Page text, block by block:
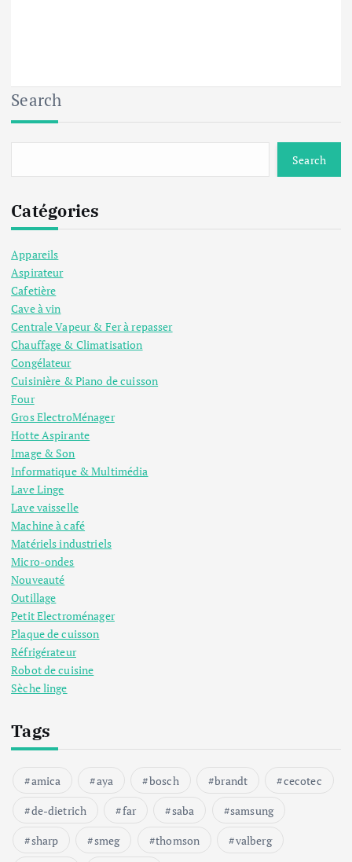
Search
Search
Catégories
Appareils
Aspirateur
Cafetière
Cave à vin
Centrale Vapeur & Fer à repasser
Chauffage & Climatisation
Congélateur
Cuisinière & Piano de cuisson
Four
Gros ElectroMénager
Hotte Aspirante
Image & Son
Informatique & Multimédia
Lave Linge
Lave vaisselle
Machine à café
Matériels industriels
Micro-ondes
Nouveauté
Outillage
Petit Electroménager
Plaque de cuisson
Réfrigérateur
Robot de cuisine
Sèche linge
Tags
amica aya bosch brandt
cecotec
de-dietrich
far saba
samsung
sharp
smeg thomson
valberg